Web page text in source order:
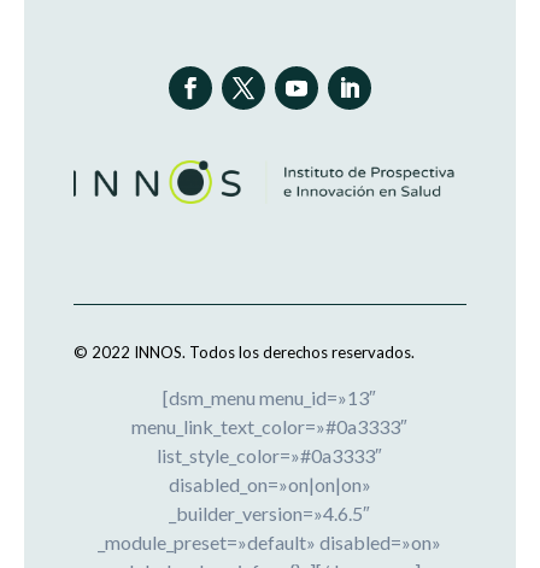
© 2022 INNOS. Todos los derechos reservados.
[dsm_menu menu_id=»13″
menu_link_text_color=»#0a3333″
list_style_color=»#0a3333″
disabled_on=»on|on|on»
_builder_version=»4.6.5″
_module_preset=»default» disabled=»on»